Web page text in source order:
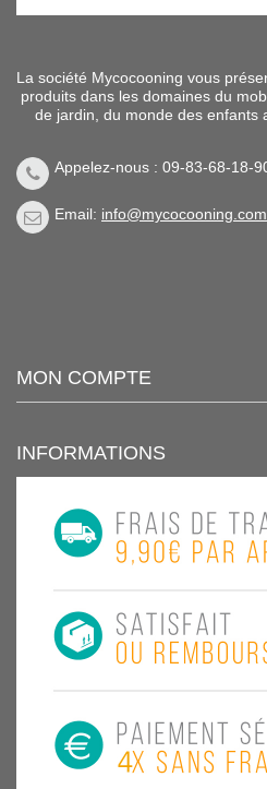
La société Mycocooning vous
produits dans les domaines du
de jardin, du monde des enfants
Appelez-nous : 09-83-68-18-
Email: info@mycocooning.com
MON COMPTE
INFORMATIONS